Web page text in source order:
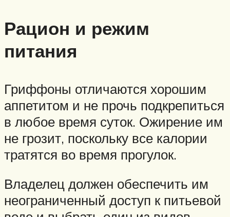
Рацион и режим
питания
Гриффоны отличаются хорошим
аппетитом и не прочь подкрепиться
в любое время суток. Ожирение им
не грозит, поскольку все калории
тратятся во время прогулок.
Владелец должен обеспечить им
неограниченный доступ к питьевой